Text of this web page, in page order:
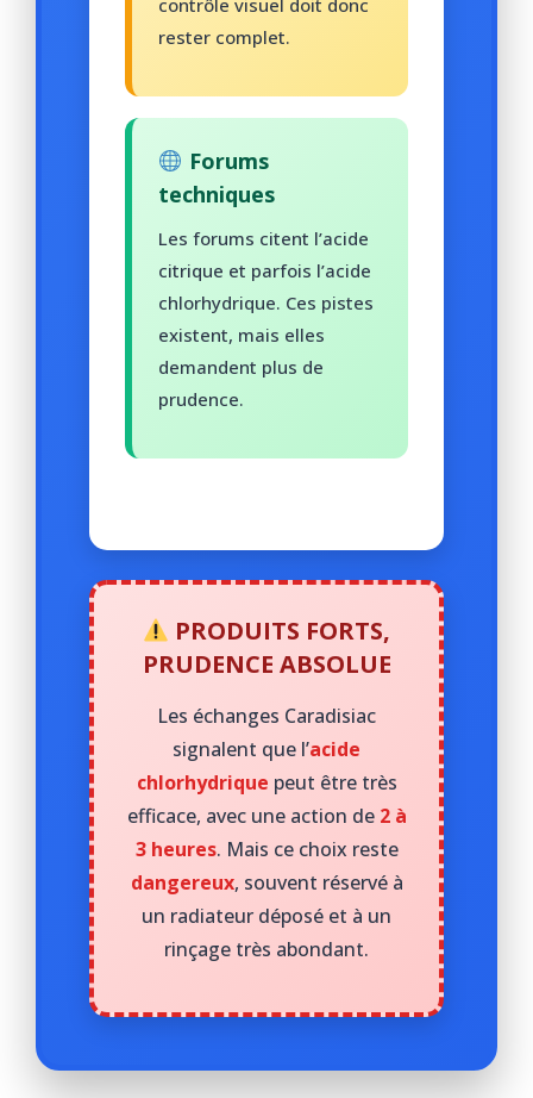
rester complet.
Forums
techniques
Les forums citent l’acide
citrique et parfois l’acide
chlorhydrique. Ces pistes
existent, mais elles
demandent plus de
prudence.
PRODUITS FORTS,
PRUDENCE ABSOLUE
Les échanges Caradisiac
signalent que l’acide
chlorhydrique peut être très
efficace, avec une action de 2 à
3 heures. Mais ce choix reste
dangereux, souvent réservé à
un radiateur déposé et à un
rinçage très abondant.